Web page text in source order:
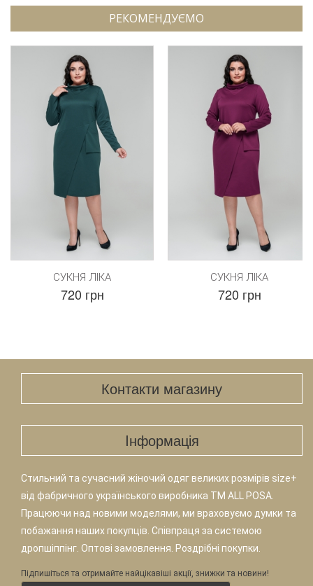
РЕКОМЕНДУЄМО
СУКНЯ ЛІКА
720 грн
СУКНЯ ЛІКА
720 грн
Контакти магазину
Iнформація
Стильний та сучасний жіночий одяг великих розмірів size+
від фабричного українського виробника TM ALL POSA.
Працюючи над новими моделями, ми враховуємо думки та
побажання наших покупців. Співпраця за системою
дропшіппінг. Оптові замовлення. Роздрібні покупки.
Підпишіться та отримайте найцікавіші акції, знижки та новини!